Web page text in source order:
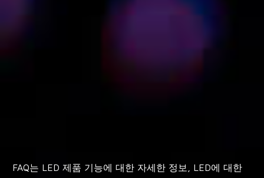
FAQ는 LED 제품 기능에 대한 자세한 정보, LED에 대한